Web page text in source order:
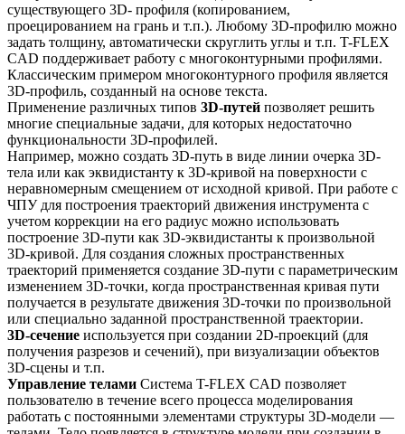
существующего 3D- профиля (копированием,
проецированием на грань и т.п.). Любому 3D-профилю можно
задать толщину, автоматически скруглить углы и т.п. T-FLEX
CAD поддерживает работу с многоконтурными профилями.
Классическим примером многоконтурного профиля является
3D-профиль, созданный на основе текста.
Применение различных типов 3D-путей позволяет решить
многие специальные задачи, для которых недостаточно
функциональности 3D-профилей.
Например, можно создать 3D-путь в виде линии очерка 3D-
тела или как эквидистанту к 3D-кривой на поверхности с
неравномерным смещением от исходной кривой. При работе с
ЧПУ для построения траекторий движения инструмента с
учетом коррекции на его радиус можно использовать
построение 3D-пути как 3D-эквидистанты к произвольной
3D-кривой. Для создания сложных пространственных
траекторий применяется создание 3D-пути с параметрическим
изменением 3D-точки, когда пространственная кривая пути
получается в результате движения 3D-точки по произвольной
или специально заданной пространственной траектории.
3D-сечение используется при создании 2D-проекций (для
получения разрезов и сечений), при визуализации объектов
3D-сцены и т.п.
Управление телами Система T-FLEX CAD позволяет
пользователю в течение всего процесса моделирования
работать с постоянными элементами структуры 3D-модели —